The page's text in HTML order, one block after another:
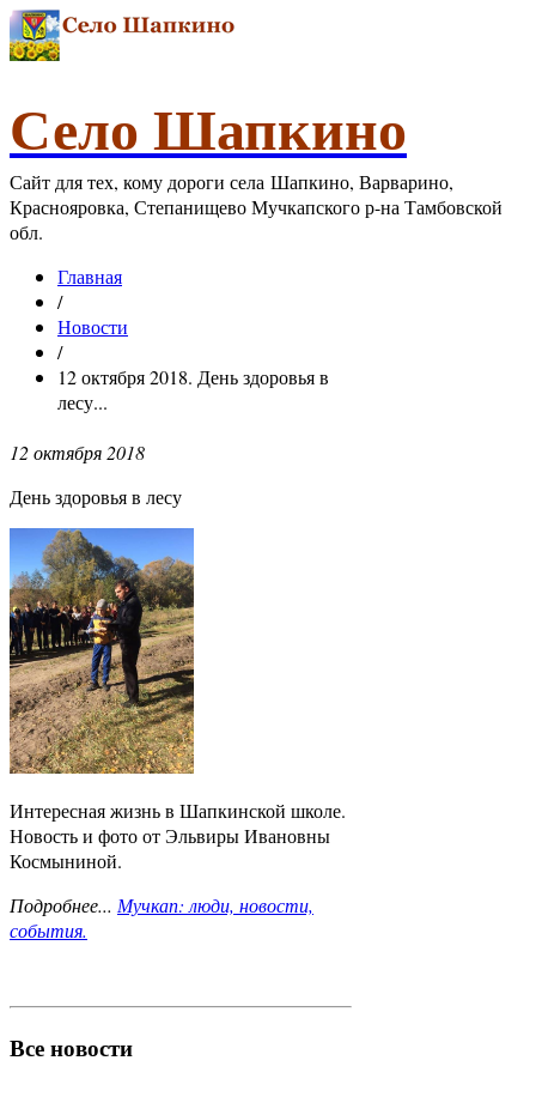
Село Шапкино
Сайт для тех, кому дороги села Шапкино, Варварино,
Краснояровка, Степанищево Мучкапского р-на Тамбовской
обл.
Главная
/
Новости
/
12 октября 2018. День здоровья в
лесу...
12 октября 2018
День здоровья в лесу
Интересная жизнь в Шапкинской школе.
Новость и фото от Эльвиры Ивановны
Космыниной.
Подробнее... Мучкап: люди, новости,
события.
Все новости